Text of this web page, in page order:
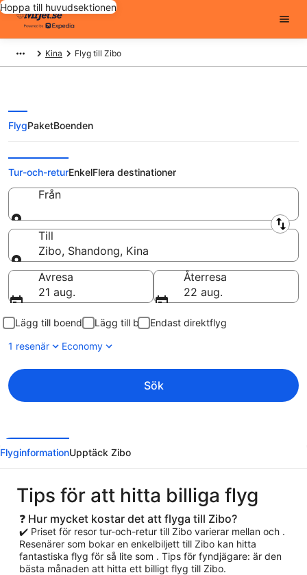
Hoppa till huvudsektionen
Kina Flyg till Zibo
Billiga flygbiljetter till Zibo
FlygPaketBoenden
Tur-och-returEnkelFlera destinationer
Från
Från
Till
Zibo, Shandong, Kina
Till
Avresa
21 aug.
Återresa
22 aug.
Lägg till boende Lägg till bil
Endast direktflyg
1 resenär
Economy
Sök
FlyginformationUpptäck Zibo
Tips för att hitta billiga flyg
❓ Hur mycket kostar det att flyga till Zibo?
✔️ Priset för resor tur-och-retur till Zibo varierar mellan och .
Resenärer som bokar en enkelbiljett till Zibo kan hitta
fantastiska flyg för så lite som . Tips för fyndjägare: är den
bästa månaden att hitta ett billigt flyg till Zibo.